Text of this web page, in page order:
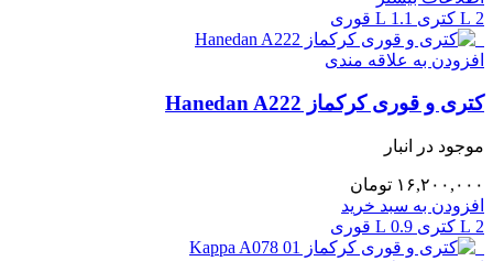
2 L کتری
1.1 L قوری
افزودن به علاقه مندی
کتری و قوری کرکماز Hanedan A222
موجود در انبار
۱۶,۲۰۰,۰۰۰ تومان
افزودن به سبد خرید
2 L کتری
0.9 L قوری